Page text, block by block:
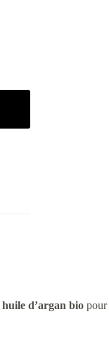
huile d’argan bio pour